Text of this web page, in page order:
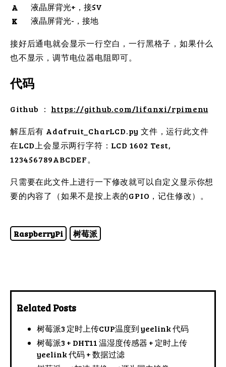
A
液晶屏背光+，接5V
K
液晶屏背光-，接地
接好后通电就会显示一行空白，一行黑格子，如果什么
也不显示，调节电位器电阻即可。
代码
Github ： https://github.com/lifanxi/rpimenu
解压后有 Adafruit_CharLCD.py 文件，运行此文件
在LCD上会显示两行字符：LCD 1602 Test,
123456789ABCDEF。
只需要在此文件上进行一下修改就可以自定义显示你想
要的内容了（如果不是按上表的GPIO，记住修改）。
RaspberryPi 树莓派
Related Posts
树莓派3 定时上传CUP温度到 yeelink 代码
树莓派3 + DHT11 温湿度传感器 + 定时上传
yeelink 代码 + 数据过滤